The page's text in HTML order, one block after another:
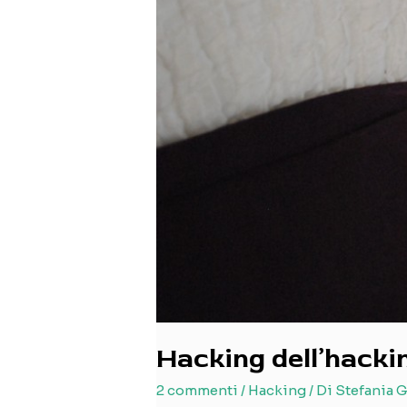
Hacking
2 commenti / Hacking/ Di Stefania